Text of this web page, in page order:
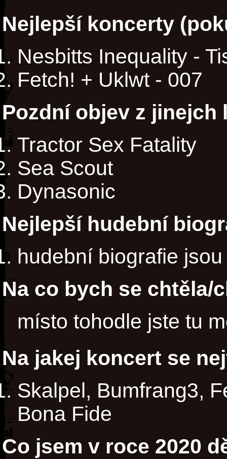
Nejlepší koncerty
Nesbitts Inequality -
Fetch! + Uklwt - 007
Pozdní objev z jinejch
Tractor Sex Fatality
Sea Scout
Dynasonic
Nejlepší hudební
hudební biografie
Na co bych se chtěla/
místo tohodle jste tu
Na jakej koncert se
Skalpel, Bumfrang3,
Bona Fide
Co jsem v roce 2020